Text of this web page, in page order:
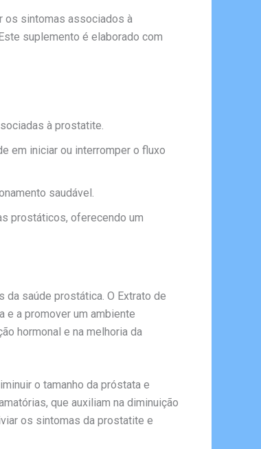
os sintomas associados à
suplemento é elaborado com
à prostatite.
em iniciar ou interromper o fluxo
saudável.
prostáticos, oferecendo um
saúde prostática. O Extrato de
e a promover um ambiente
hormonal e na melhoria da
o tamanho da próstata e
que auxiliam na diminuição
os sintomas da prostatite e